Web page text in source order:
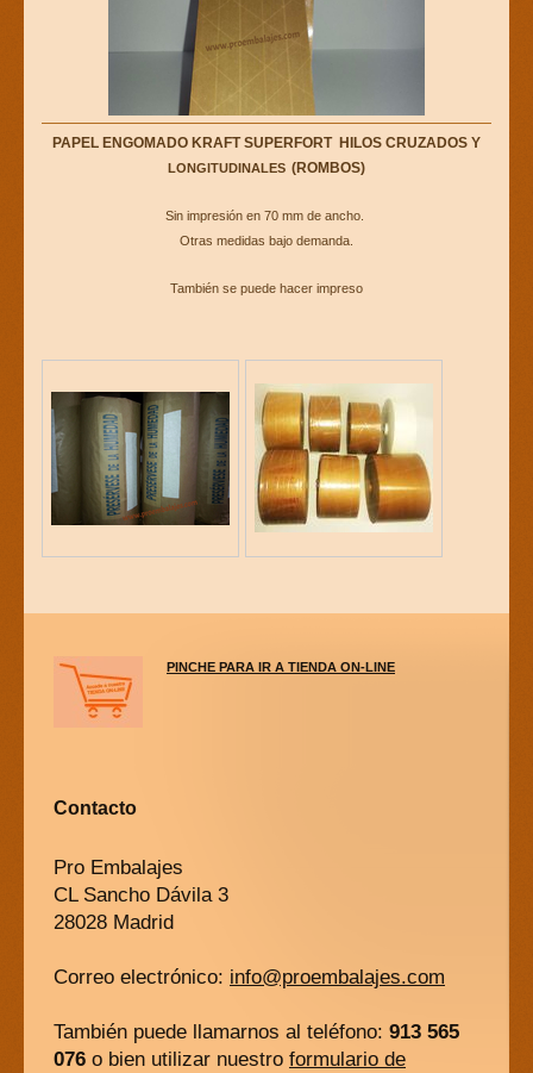
PAPEL ENGOMADO KRAFT SUPERFORT HILOS CRUZADOS Y
LONGITUDINALES (ROMBOS)
Sin impresión en 70 mm de ancho.
Otras medidas bajo demanda.
También se puede hacer impreso
PINCHE PARA IR A TIENDA ON-LINE
Contacto
Pro Embalajes
CL Sancho Dávila 3
28028 Madrid
Correo electrónico: info@proembalajes.com
También puede llamarnos al teléfono: 913 565
076 o bien utilizar nuestro formulario de